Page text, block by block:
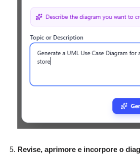
Revise, aprimore e incorpore o